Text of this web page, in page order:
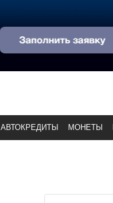
АВТОКРЕДИТЫ МОНЕТЫ